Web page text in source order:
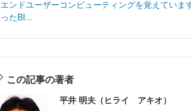
エンドユーザーコンピューティングを覚えてい
ったBI...
この記事の著者
平井 明夫（ヒライ アキオ）